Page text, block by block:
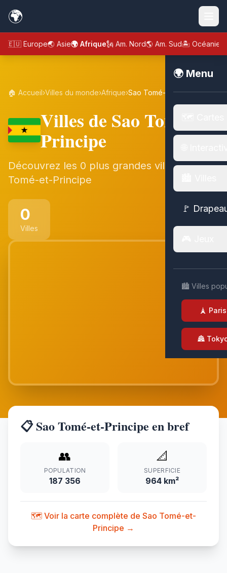
🌍
🇪🇺 Europe🌏 Asie🌍 Afrique🗽 Am. Nord🌎 Am. Sud🏝️ Océanie
🌍 Menu
🚩
🏙️ Villes
🗼 Paris
🏯
🏠 Accueil›Villes du monde›Afrique›Sao Tomé-et-Principe
Villes de Sao Tomé-et-
Principe
Découvrez les 0 plus grandes villes de Sao
Tomé-et-Principe
0
Villes
📋 Sao Tomé-et-Principe en bref
👥
POPULATION
187 356
📐
SUPERFICIE
964 km²
🗺️ Voir la carte complète de Sao Tomé-et-
Principe →